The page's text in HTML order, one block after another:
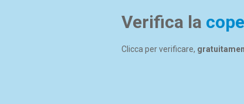
Verifica la
Clicca per verificare,